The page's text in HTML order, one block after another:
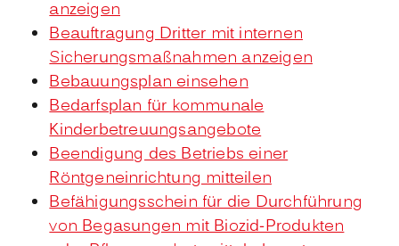
anzeigen
Beauftragung Dritter mit internen
Sicherungsmaßnahmen anzeigen
Bebauungsplan einsehen
Bedarfsplan für kommunale
Kinderbetreuungsangebote
Beendigung des Betriebs einer
Röntgeneinrichtung mitteilen
Befähigungsschein für die Durchführung
von Begasungen mit Biozid-Produkten